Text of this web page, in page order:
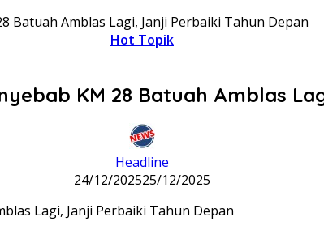
Batuah Amblas Lagi, Janji Perbaiki Tahun Depan
Hot Topik
KM 28 Batuah Amblas
Headline
24/12/202525/12/2025